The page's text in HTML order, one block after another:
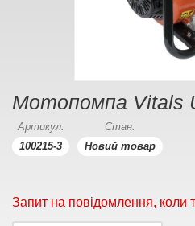
Мотопомпа Vitals
Артикул:
100215-3
Стан:
Новий товар
Запит на повідомлення, коли